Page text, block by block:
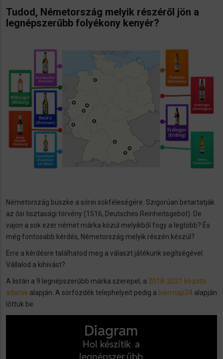
Tudod, Németország melyik részéről jön a
legnépszerűbb folyékony kenyér?
Németország büszke a sörei sokféleségére. Szigorúan betartatják
az ősi tisztasági törvény (1516, Deutsches Reinheitsgebot). De
vajon a sok ezer német márka közül melyikből fogy a legtöbb? És
még fontosabb kérdés, Németország melyik részén készül?
Erre a kérdésre találhatod meg a választ játékunk segítségével.
Vállalod a kihívást?
A listán a 9 legnépszerűbb márka szerepel, a 2018-2021 közötti
adatok alapján. A sörfözdék telephelyeit pedig a biermap24 alapján
lőttük be.